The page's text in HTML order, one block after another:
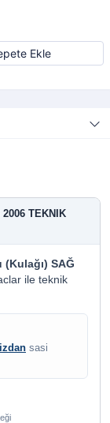
Ekle
TEKNIK
SAĞ
ile teknik
sasi